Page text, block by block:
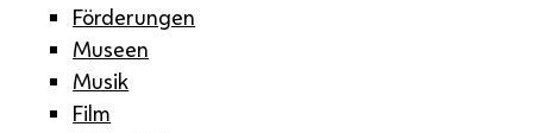
Förderungen
Museen
Musik
Film